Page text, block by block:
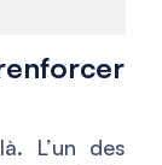
L’un des